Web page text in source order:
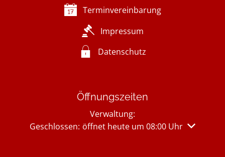
Terminvereinbarung
Impressum
Datenschutz
Öffnungszeiten
Verwaltung:
Klicken, um weitere Öffnungs- oder Schließzeiten
Geschlossen: öffnet heute um 08:00 Uhr